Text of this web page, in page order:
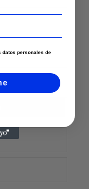
datos personales de